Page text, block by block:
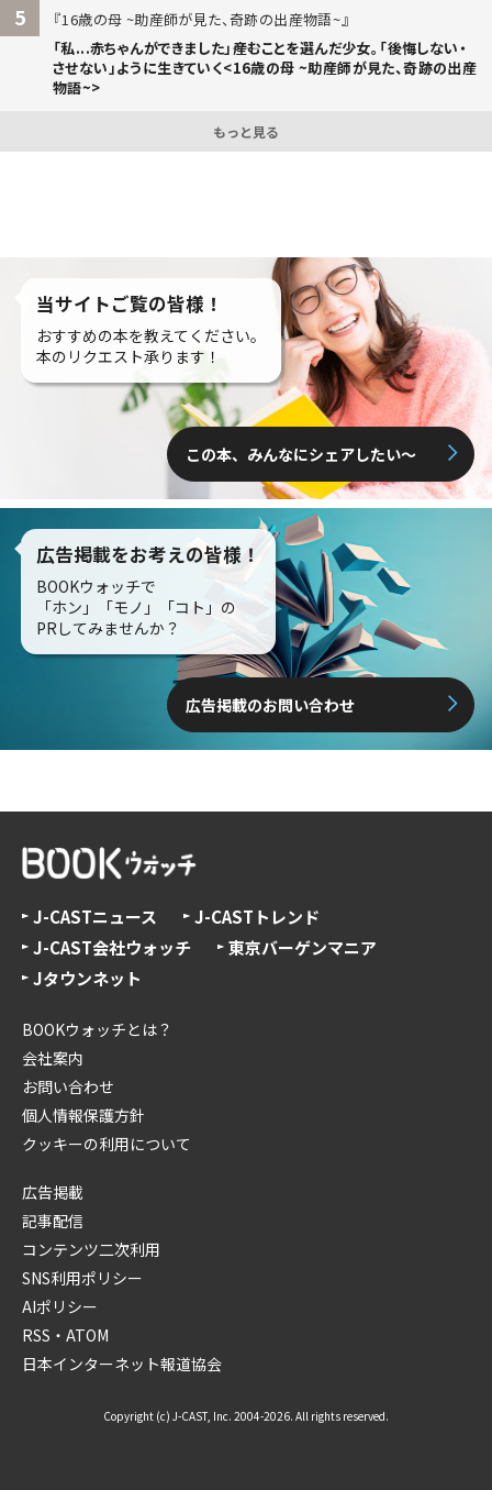
5
16歳の母 ~助産師が見た、奇跡の出産物語~
「私...赤ちゃんができました」――産むことを選んだ少女。「後悔しない・
させない」ように生きていく<16歳の母 ~助産師が見た、奇跡の出産
物語~>
もっと見る
当サイトご覧の皆様！
おすすめの本を教えてください。
本のリクエスト承ります！
この本、みんなにシェアしたい〜
広告掲載をお考えの皆様！
BOOKウォッチで
「ホン」「モノ」「コト」の
PRしてみませんか？
広告掲載のお問い合わせ
J-CASTニュース
J-CASTトレンド
J-CAST会社ウォッチ
東京バーゲンマニア
Jタウンネット
BOOKウォッチとは？
会社案内
お問い合わせ
個人情報保護方針
クッキーの利用について
広告掲載
記事配信
コンテンツ二次利用
SNS利用ポリシー
AIポリシー
RSS・ATOM
日本インターネット報道協会
Copyright (c) J-CAST, Inc. 2004-2026. All rights reserved.